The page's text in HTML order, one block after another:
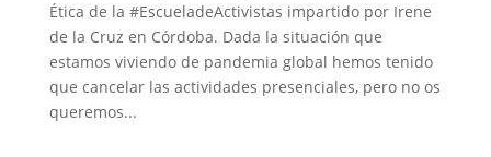
Ética de la #EscueladeActivistas impartido por Irene
de la Cruz en Córdoba. Dada la situación que
estamos viviendo de pandemia global hemos tenido
que cancelar las actividades presenciales, pero no os
queremos...